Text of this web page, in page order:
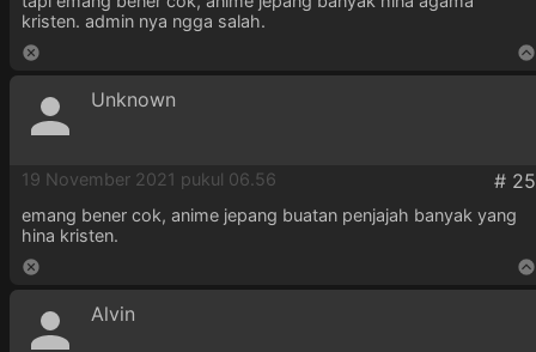
kristen. admin nya ngga salah.
Unknown
19 November 2021 pukul 06.56
emang bener cok, anime jepang buatan penjajah banyak yang
hina kristen.
Alvin